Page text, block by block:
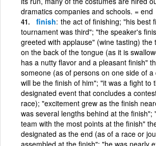
dramatics companies and schools. = end
finish the act of finishing; "his best
tournament was third"; "the speaker's
greeted with applause" (wine tasting) the
on the back of the tongue (as it is
has a nutty flavor and a pleasant finish"
someone (as of persons on one side of
will be the finish of him"; "it was a fight to
designated event that concludes a
race); "excitement grew as the finish
was several lengths behind at the finish";
team with the most points at the finish"
designated as the end (as of a race or
assembled at the finish"; "he was nearly